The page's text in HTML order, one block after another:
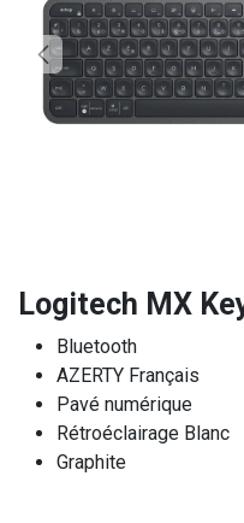
Logitech MX
Bluetooth
AZERTY Français
Pavé numérique
Rétroéclairage Blanc
Graphite